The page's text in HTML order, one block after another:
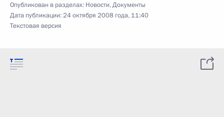
Опубликован в разделах: Новости,Документы
Дата публикации:24 октября 2008 года, 11:40
Текстовая версия